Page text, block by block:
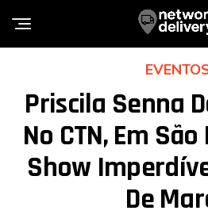
Priscila Senna
No CTN, Em
Show
De